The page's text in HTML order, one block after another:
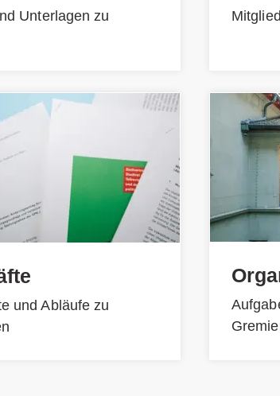
Unterlagen zu
und Abläufe zu